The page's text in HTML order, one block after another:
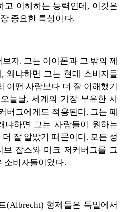
고 이해하는 능력인데 , 이것은
중요한 특성이다.
보자. 그는 아이폰과 그 밖의 제
,왜냐하면 그는 현대 소비자들
어떤 사람보다 더 잘 이해했기
오늘날, 세계의 가장 부유한 사
버그에게도 적용된다. 그는 페
냐하면 그는 사람들이 원하는
잘 알았기 때문이다. 모든 성
브 잡스와 마크 저커버그를 그
소비자들이었다.
(Albrecht) 형제들은 독일에서